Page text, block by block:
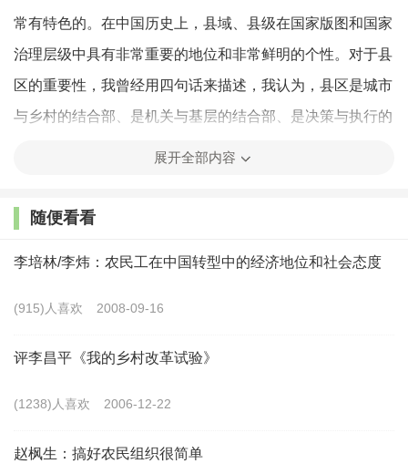
常有特色的。在中国历史上，县域、县级在国家版图和国家
治理层级中具有非常重要的地位和非常鲜明的个性。对于县
区的重要性，我曾经用四句话来描述，我认为，县区是城市
与乡村的结合部、是机关与基层的结合部、是决策与执行的
结合部，是宏观与微观的结合部，县区发展了、稳定了，国
重。文胜教授长期从事三农问题的研究，这次选择一个具体
是由历史悠久的益阳县改县为区的。68年前，益阳籍老作家
周立波的《山乡巨变》让益阳县家喻户晓。我们这一代人就
巨制，让我们过目不忘，感到无比的亲切、温暖。可以说，
展开全部内容
随便看看
李培林/李炜：农民工在中国转型中的经济地位和社会态度
(915)人喜欢 2008-09-16
评李昌平《我的乡村改革试验》
(1238)人喜欢 2006-12-22
赵枫生：搞好农民组织很简单